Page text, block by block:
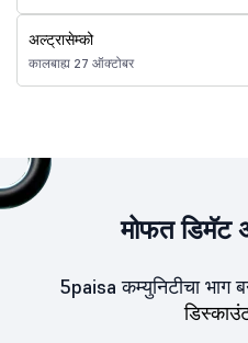
अल्ट्रासेम्को
कालबाह्य 27 ऑक्टोबर
मोफत डिमॅट
5paisa कम्युनिटीचा भाग